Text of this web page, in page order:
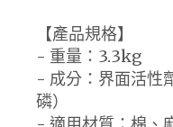
【產品規格】
- 重量：3.3kg
- 成分：界面活性
磷）